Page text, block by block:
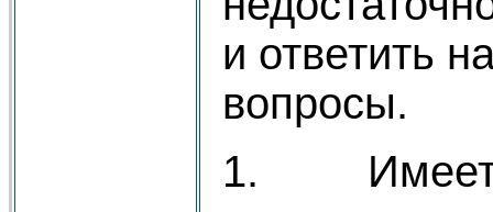
и ответить
вопросы.
1. Имеет